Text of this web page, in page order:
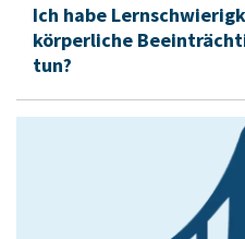
Ich habe
körperliche
tun?